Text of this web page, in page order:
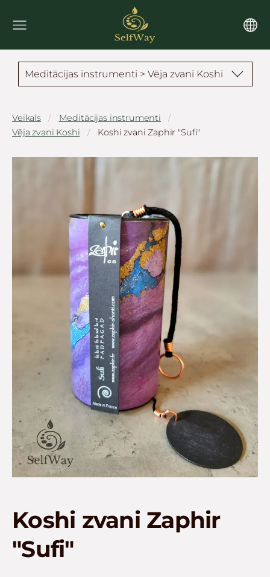
Meditācijas instrumenti > Vēja zvani Koshi
Veikals
Meditācijas instrumenti
Vēja zvani Koshi
Koshi zvani Zaphir "Sufi"
Koshi zvani Zaphir
"Sufi"